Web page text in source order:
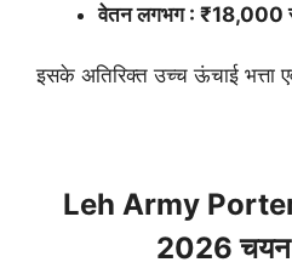
वेतन लगभग : ₹18,000
इसके अतिरिक्त उच्च ऊंचाई भत्ता
Leh Army
2026 चयन